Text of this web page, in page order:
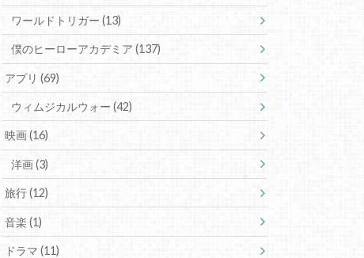
ワールドトリガー (13)
僕のヒーローアカデミア (137)
アプリ(69)
ウィムジカルウォー (42)
映画(16)
洋画(3)
旅行(12)
音楽(1)
ドラマ(11)